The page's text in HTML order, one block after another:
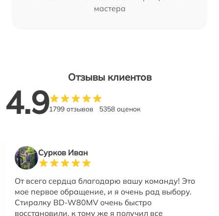
мастера
Отзывы клиентов
4.91799 отзывов 5358 оценок
Сурков Иван
От всего сердца благодарю вашу команду! Это
мое первое обращение, и я очень рад выбору.
Стиралку BD-W80MV очень быстро
восстановили, к тому же я получил все